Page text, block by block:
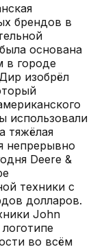
брендов в
основана
в городе
изобрёл
использовали
тяжёлая
непрерывно
Deere &
техники с
долларов.
John
во всём